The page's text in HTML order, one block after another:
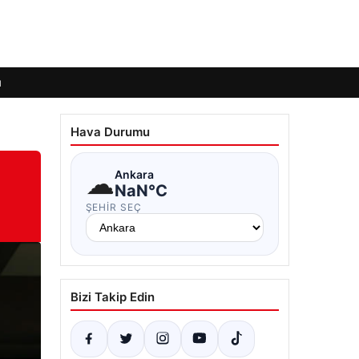
Hava Durumu
☁Ankara
NaN°C
ŞEHIR SEÇ
Bizi Takip Edin